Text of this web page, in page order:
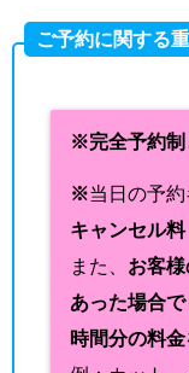
ご予約に関する
※完全予約制
※当日の予約
キャンセル
また、 お客
あった場合
時間分の料金